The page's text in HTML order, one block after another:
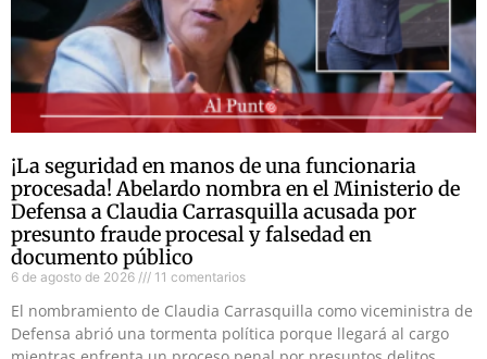
¡La seguridad en manos de una funcionaria
procesada! Abelardo nombra en el Ministerio de
Defensa a Claudia Carrasquilla acusada por
presunto fraude procesal y falsedad en
documento público
6 de agosto de 2026 11 comentarios
El nombramiento de Claudia Carrasquilla como viceministra de
Defensa abrió una tormenta política porque llegará al cargo